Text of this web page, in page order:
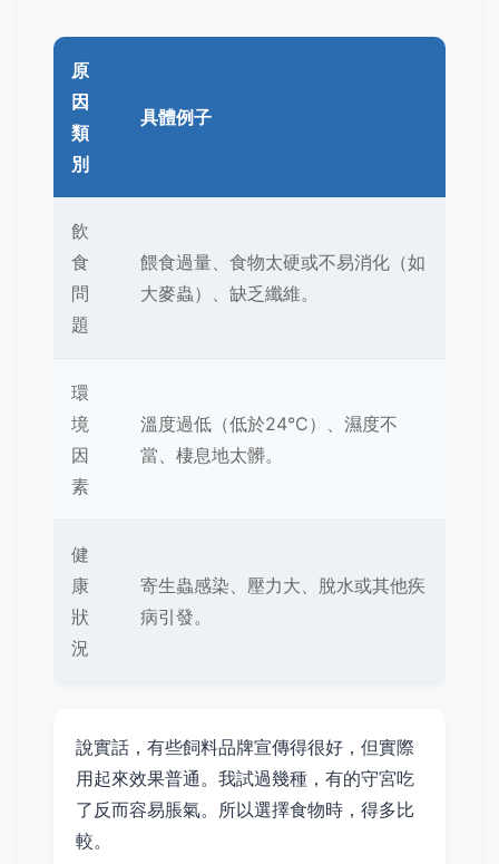
原
因
類
別
具體例子
飲
食
問
題
餵食過量、食物太硬或不易消化（如
大麥蟲）、缺乏纖維。
環
境
因
素
溫度過低（低於24°C）、濕度不
當、棲息地太髒。
健
康
狀
況
寄生蟲感染、壓力大、脫水或其他疾
病引發。
說實話，有些飼料品牌宣傳得很好，但實際
用起來效果普通。我試過幾種，有的守宮吃
了反而容易脹氣。所以選擇食物時，得多比
較。